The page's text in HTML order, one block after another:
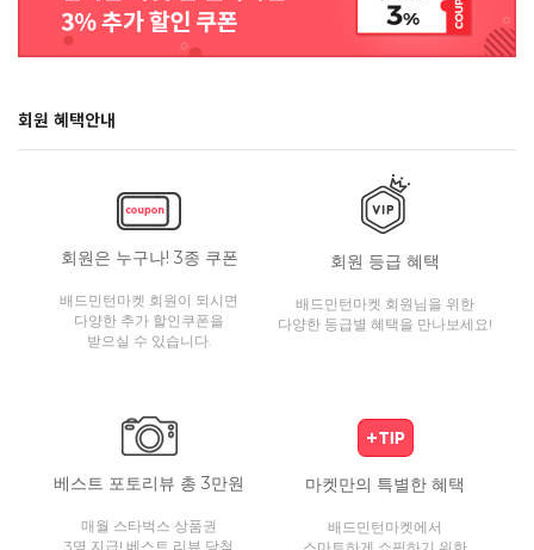
회원 혜택안내
회원은 누구나! 3종 쿠폰
배드민턴마켓 회원이 되시면
다양한 추가 할인쿠폰을
받으실 수 있습니다.
회원 등급 혜택
배드민턴마켓 회원님을 위한
다양한 등급별 혜택을 만나보세요!
베스트 포토리뷰 총 3만원
매월 스타벅스 상품권
3명 지급! 베스트 리뷰 당첨
마켓만의 특별한 혜택
배드민턴마켓에서